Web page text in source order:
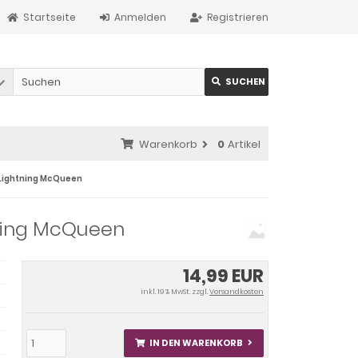
Registrieren
Anmelden
Startseite
SUCHEN
Warenkorb 0 Artikel
McQueen
McQueen
14,99 EUR
inkl. 19 % MwSt. zzgl.Versandkosten
IN DEN WARENKORB